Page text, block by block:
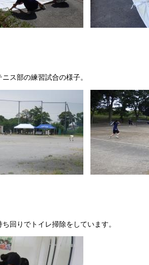
ス部の練習試合の様子。
回りでトイレ掃除をしています。